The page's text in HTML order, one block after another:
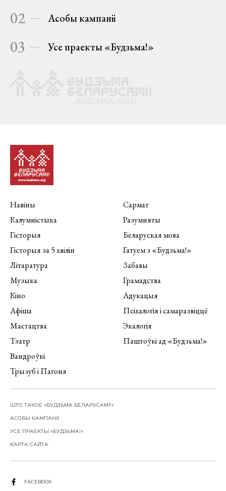
02 Асобы кампаніі
03 Усе праекты «Будзьма!»
Навіны
Калумністыка
Гісторыя
Гісторыя за 5 хвілін
Літаратура
Музыка
Кіно
Афіша
Мастацтва
Тэатр
Вандроўкі
Трызуб і Пагоня
Сармат
Разумняты
Беларуская мова
Гатуем з «Будзьма!»
Забавы
Грамадства
Адукацыя
Псіхалогія і самаразвіццё
Экалогія
Паштоўкі ад «Будзьма!»
ШТО ТАКОЕ «БУДЗЬМА БЕЛАРУСАМІ!»
АСОБЫ КАМПАНІІ
УСЕ ПРАЕКТЫ «БУДЗЬМА!»
КАРТА САЙТА
FACEBOOK